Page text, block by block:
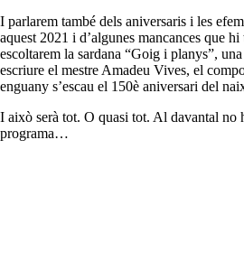
I parlarem també dels aniversaris i les
aquest 2021 i d’algunes mancances que
escoltarem la sardana “Goig i planys”,
escriure el mestre Amadeu Vives, el
enguany s’escau el 150è aniversari del
I això serà tot. O quasi tot. Al davantal no
programa…